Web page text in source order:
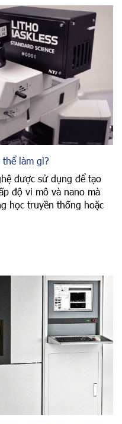
thể làm gì?
được sử dụng để tạo
độ vi mô và nano mà
học truyền thống hoặc